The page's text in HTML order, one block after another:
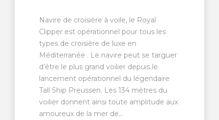
Navire de croisière à voile, le Royal
Clipper est opérationnel pour tous les
types de croisière de luxe en
Méditerranée . Le navire peut se targuer
d’être le plus grand voilier depuis le
lancement opérationnel du légendaire
Tall Ship Preussen. Les 134 mètres du
voilier donnent ainsi toute amplitude aux
amoureux de la mer de...